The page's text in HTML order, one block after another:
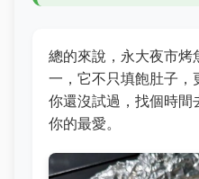
總的來說，永大夜市烤
一，它不只填飽肚子，
你還沒試過，找個時間
你的最愛。